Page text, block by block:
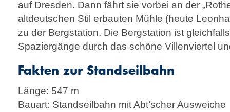
auf Dresden. Dann fährt sie vorbei an der
alt­deutsch­en Stil er­bau­ten Mühle (heute
zu der Berg­station. Die Bergstation ist
Spaziergänge durch das schöne Villenviertel
Fakten zur Standseilbahn
Länge: 547 m
Bauart: Standseilbahn mit Abt‘scher Ausweiche